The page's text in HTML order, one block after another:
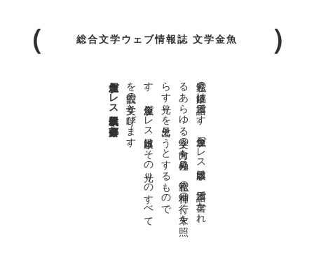
総合文学ウェブ情報誌 文学金魚
私達の
故郷は
日本語で
す
。
金魚屋プ
レ
ス
日本版は
、
日本語で
書か
れ
る
あ
ら
ゆ
る
文学の
方向を
見極め
、
私達の
精神の
行く
末を
照
ら
す
光り
を
見出そ
う
と
す
る
も
の
で
す
。
金魚屋プ
レ
ス
日本版は
そ
の
光り
の
す
べ
て
を
広義の
文学と
呼び
ま
す
。
金魚屋プレス日本版代表 齋藤都